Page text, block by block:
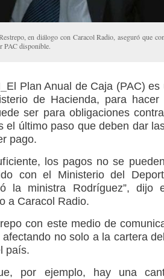
en diálogo con Caracol Radio, aseguró que
PAC disponible.
El Plan Anual de Caja (PAC) es
de Hacienda, para
ser para obligaciones
el último paso que deben dar
pago.
los pagos no se
con el Ministerio del
la ministra Rodríguez”, dijo
a Caracol Radio.
con este medio de
no solo a la cartera
país.
por ejemplo, hay una